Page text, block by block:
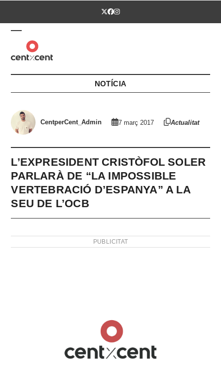
Twitter
Facebook
Instagram
Open
mobile
menu
Close
mobile
menu
NOTÍCIA
CentperCent_Admin 7 març 2017 Actualitat
L’EXPRESIDENT CRISTÒFOL SOLER
PARLARÀ DE “LA IMPOSSIBLE
VERTEBRACIÓ D’ESPANYA” A LA
SEU DE L’OCB
PUBLICITAT